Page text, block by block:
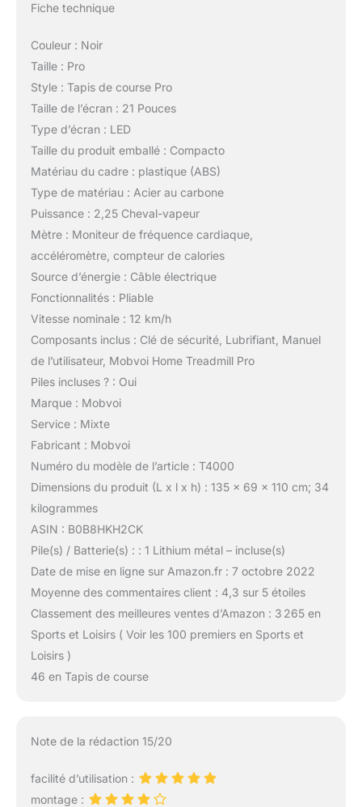
Fiche technique
Couleur : Noir
Taille : Pro
Style : Tapis de course Pro
Taille de l’écran : 21 Pouces
Type d’écran : LED
Taille du produit emballé : Compacto
Matériau du cadre : plastique (ABS)
Type de matériau : Acier au carbone
Puissance : 2,25 Cheval-vapeur
Mètre : Moniteur de fréquence cardiaque,
accéléromètre, compteur de calories
Source d’énergie : Câble électrique
Fonctionnalités : Pliable
Vitesse nominale : 12 km/h
Composants inclus : Clé de sécurité, Lubrifiant, Manuel
de l’utilisateur, Mobvoi Home Treadmill Pro
Piles incluses ? : Oui
Marque : Mobvoi
Service : Mixte
Fabricant : Mobvoi
Numéro du modèle de l’article : T4000
Dimensions du produit (L x l x h) : 135 x 69 x 110 cm; 34
kilogrammes
ASIN : B0B8HKH2CK
Pile(s) / Batterie(s) : : 1 Lithium métal – incluse(s)
Date de mise en ligne sur Amazon.fr : 7 octobre 2022
Moyenne des commentaires client : 4,3 sur 5 étoiles
Classement des meilleures ventes d’Amazon : 3 265 en
Sports et Loisirs ( Voir les 100 premiers en Sports et
Loisirs )
46 en Tapis de course
Note de la rédaction 15/20
facilité d’utilisation :
montage :